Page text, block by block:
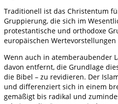
Traditionell ist das Christentum
Gruppierung, die sich im
protestantische und orthodoxe
europäischen Wertevorstellungen
Wenn auch in atemberaubender
davon entfernt, die Grundlage
die Bibel – zu revidieren. Der
und differenziert sich in einem
gemäßigt bis radikal und